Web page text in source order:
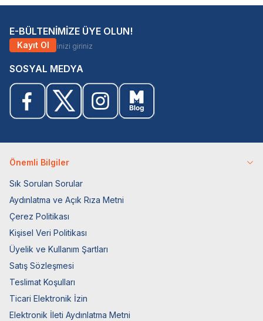
E-BÜLTENİMİZE ÜYE OLUN!
Kayıt Ol
SOSYAL MEDYA
Önemli Bilgiler
Sık Sorulan Sorular
Aydınlatma ve Açık Rıza Metni
Çerez Politikası
Kişisel Veri Politikası
Üyelik ve Kullanım Şartları
Satış Sözleşmesi
Teslimat Koşulları
Ticari Elektronik İzin
Elektronik İleti Aydınlatma Metni